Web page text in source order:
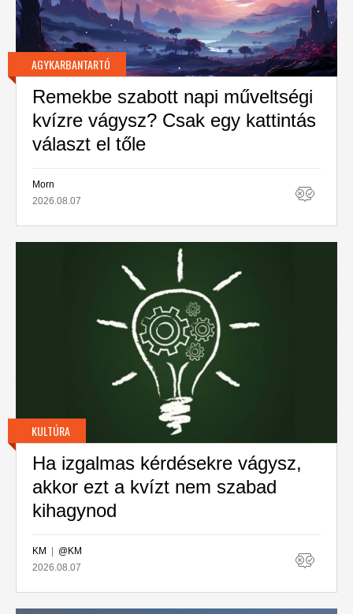
AGYKARBANTARTÓ
Remekbe szabott napi műveltségi
kvízre vágysz? Csak egy kattintás
választ el tőle
Morn
2026.08.07
KULTÚRA
Ha izgalmas kérdésekre vágysz,
akkor ezt a kvízt nem szabad
kihagynod
KM
@KM
2026.08.07